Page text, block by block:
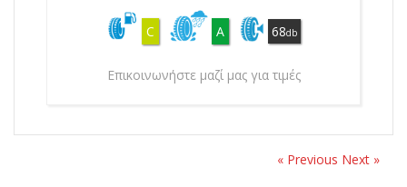
C A 68db
Επικοινωνήστε μαζί μας για τιμές
« Previous Next »